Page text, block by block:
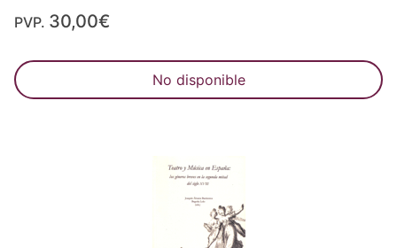
PVP. 30,00€
No disponible